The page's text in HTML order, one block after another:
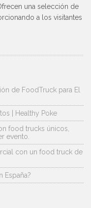
una selección de
a los visitantes
de FoodTruck para El
| Healthy Poke
food trucks únicos,
evento.
con un food truck de
España?